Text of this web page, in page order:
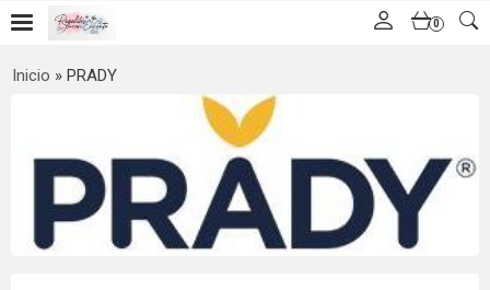
0
Inicio » PRADY